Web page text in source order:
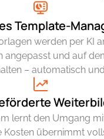
Template-
werden per KI
angepasst und auf
– automatisch
lernt den Umgang
Kosten übernimmt